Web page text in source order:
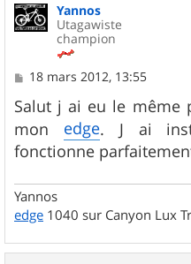
Yannos
Utagawiste
champion
M
s
s
a
g
e
18 mars 2012, 13:55
Salut j ai eu le même
mon edge. J ai
fonctionne
Yannos
edge 1040 sur Canyon Lux